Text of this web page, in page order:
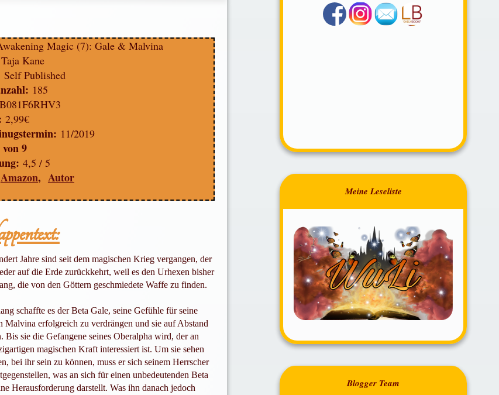
Magic (7): Gale & Malvina
Taja Kane
Self Published
185
B081F6RHV3
2,99€
11/2019
9
4,5 / 5
Amazon, Autor
Jahre sind seit dem magischen Krieg vergangen, der
auf die Erde zurückkehrt, weil es den Urhexen bisher
die von den Göttern geschmiedete Waffe zu finden.
schaffte es der Beta Gale, seine Gefühle für seine
Malvina erfolgreich zu verdrängen und sie auf Abstand
Bis sie die Gefangene seines Oberalpha wird, der an
magischen Kraft interessiert ist. Um sie sehen
bei ihr sein zu können, muss er sich seinem Herrscher
was an sich für einen unbedeutenden Beta
Herausforderung darstellt. Was ihn danach jedoch